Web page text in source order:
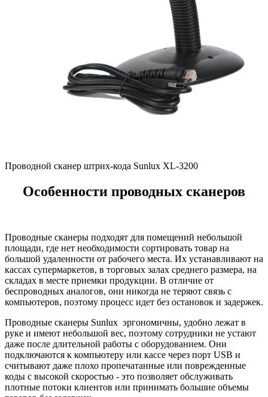
Проводной сканер штрих-кода Sunlux XL-3200
Особенности проводных сканеров
Проводные сканеры подходят для помещений небольшой
площади, где нет необходимости сортировать товар на
большой удаленности от рабочего места. Их устанавливают на
кассах супермаркетов, в торговых залах среднего размера, на
складах в месте приемки продукции. В отличие от
беспроводных аналогов, они никогда не теряют связь с
компьютеров, поэтому процесс идет без остановок и задержек.
Проводные сканеры Sunlux эргономичны, удобно лежат в
руке и имеют небольшой вес, поэтому сотрудники не устают
даже после длительной работы с оборудованием. Они
подключаются к компьютеру или кассе через порт USB и
считывают даже плохо пропечатанные или поврежденные
коды с высокой скоростью - это позволяет обслуживать
плотные потоки клиентов или принимать большие объемы